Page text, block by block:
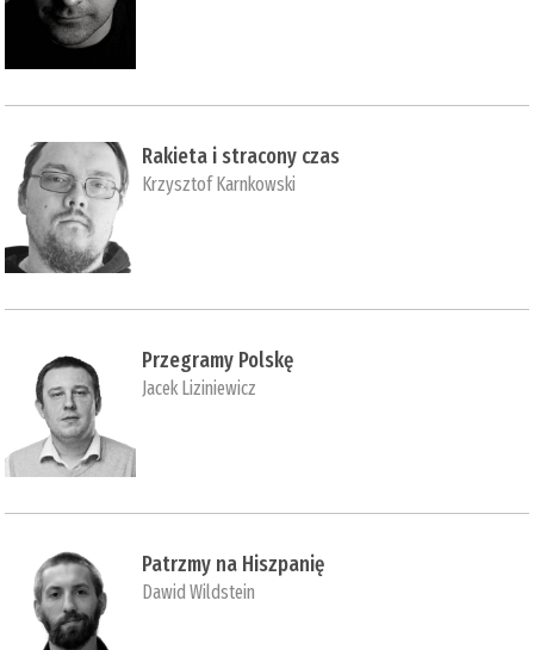
Rakieta i stracony czas
Krzysztof Karnkowski
Przegramy Polskę
Jacek Liziniewicz
Patrzmy na Hiszpanię
Dawid Wildstein